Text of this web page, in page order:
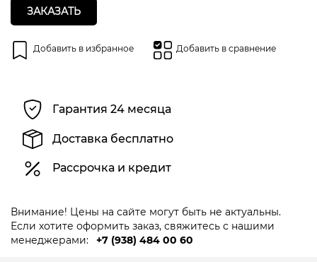
ЗАКАЗАТЬ
Добавить в избранное Добавить в сравнение
Гарантия 24 месяца
Доставка бесплатно
Рассрочка и кредит
Внимание! Цены на сайте могут быть не актуальны.
Если хотите оформить заказ, свяжитесь с нашими
менеджерами:
+7 (938) 484 00 60